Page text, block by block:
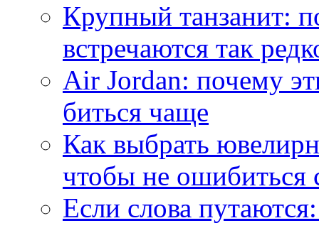
Крупный танзанит:
встречаются так
Air Jordan: почему
биться чаще
Как выбрать
чтобы не ошибиться
Если слова